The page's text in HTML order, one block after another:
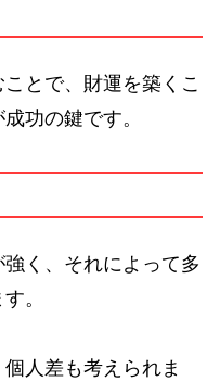
とで、財運を築くこ
功の鍵です。
く、それによって多
。
人差も考えられま